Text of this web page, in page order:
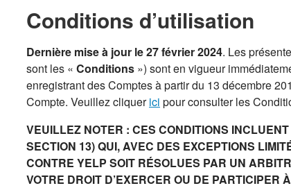
Conditions d’utilisation
Dernière mise à jour le 27 février 2024. Les
sont les « Conditions ») sont en vigueur
enregistrant des Comptes à partir du 13 décembre
Compte. Veuillez cliquerici pour consulter les
VEUILLEZ NOTER : CES CONDITIONS
SECTION 13) QUI, AVEC DES EXCEPTIONS
CONTRE YELP SOIT RÉSOLUES PAR UN
VOTRE DROIT D’EXERCER OU DE PARTICIPER